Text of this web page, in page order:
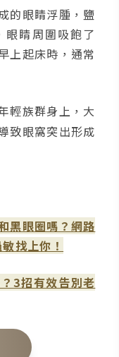
的眼睛浮腫，鹽
眼睛周圍吸飽了
上起床時，通常
輕族群身上，大
致眼窩突出形成
黑眼圈嗎？網路
找上你！
3招有效告別老